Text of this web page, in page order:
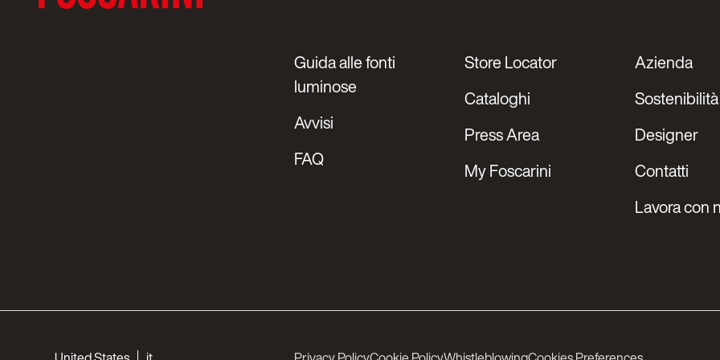
Guida alle fonti
luminose
Avvisi
FAQ
Store Locator
Cataloghi
Press Area
My Foscarini
Azienda
Sostenibilità
Designer
Contatti
Lavora con